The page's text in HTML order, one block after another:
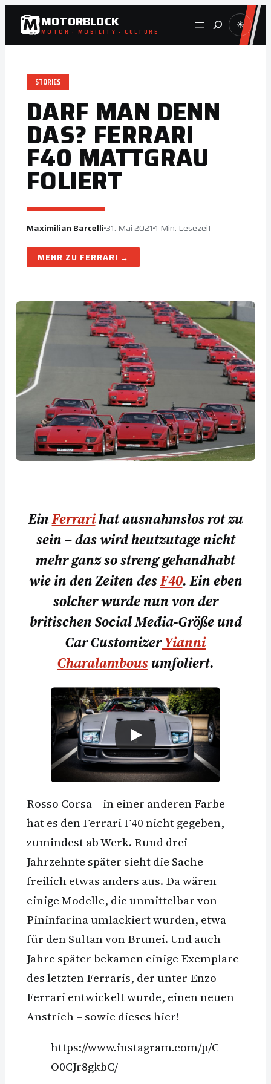
Zum
Inhalt
springen
MOTORBLOCK
MOTOR · MOBILITY · CULTURE Suche ☀
STORIES
DARF MAN DENN
DAS? FERRARI
F40 MATTGRAU
FOLIERT
Maximilian Barcelli31. Mai 2021 1 Min. Lesezeit
FERRARI
EinFerrarihat ausnahmslos rot zu
sein – das wird heutzutage nicht
mehr ganz so streng gehandhabt
wie in den Zeiten desF40. Ein eben
solcher wurde nun von der
britischen Social Media-Größe und
Car CustomizerYianni
Charalambousumfoliert.
Rosso Corsa – in einer anderen Farbe
hat es den Ferrari F40 nicht gegeben,
zumindest ab Werk. Rund drei
Jahrzehnte später sieht die Sache
freilich etwas anders aus. Da wären
einige Modelle, die unmittelbar von
Pininfarina umlackiert wurden, etwa
für den Sultan von Brunei. Und auch
Jahre später bekamen einige Exemplare
des letzten Ferraris, der unter Enzo
Ferrari entwickelt wurde, einen neuen
Anstrich – sowie dieses hier!
https://www.instagram.com/p/C
O0CJr8gkbC/